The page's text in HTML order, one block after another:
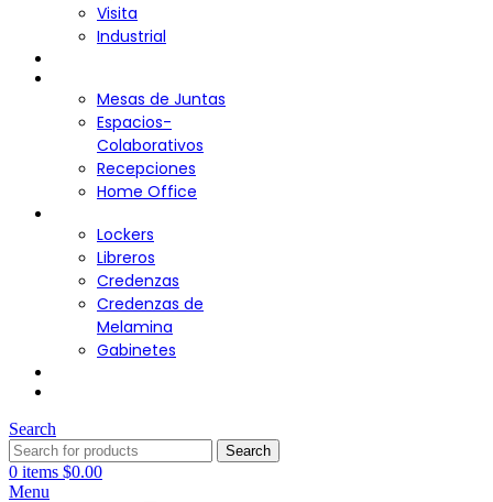
Visita
Industrial
Mesas de Juntas
Espacios-
Colaborativos
Recepciones
Home Office
Lockers
Libreros
Credenzas
Credenzas de
Melamina
Gabinetes
Search
Search
0 items $0.00
Menu